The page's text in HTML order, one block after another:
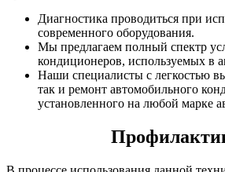
Диагностика проводиться при
современного оборудования.
Мы предлагаем полный спектр
кондиционеров, используемых в
Наши специалисты с легкостью
так и ремонт автомобильного
установленного на любой марке